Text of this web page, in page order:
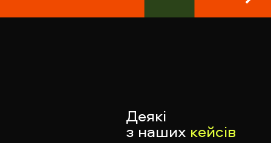
Деякі
з наших кейсів